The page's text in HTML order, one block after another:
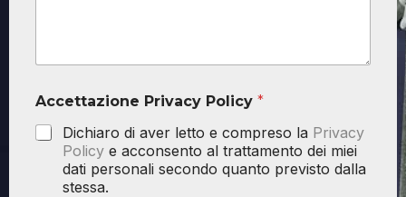
Accettazione Privacy Policy *
Dichiaro di aver letto e compreso la Privacy
Policy e acconsento al trattamento dei miei
dati personali secondo quanto previsto dalla
stessa.